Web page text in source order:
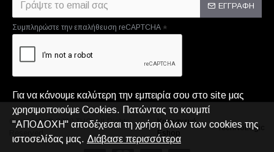
ΕΓΓΡΑΦΗ
Συμπληρώστε την επαλήθευση reCAPTCHA
Copyright © 2020,THC. All Rights
Reserved.
Κατασκευή
Eshop
TechNoLogic
Για να κάνουμε καλύτερη την εμπειρία σου στο site μας
χρησιμοποιούμε Cookies. Πατώντας το κουμπί
"ΑΠΟΔΟΧΗ" αποδέχεσαι τη χρήση όλων των cookies της
ιστοσελίδας μας. Διάβασε περισσότερα